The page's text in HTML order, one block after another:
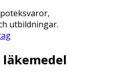
utbildningar.